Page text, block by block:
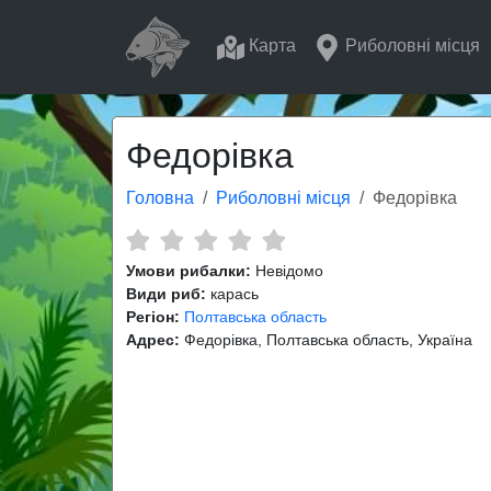
Карта Риболовні місця
Федорівка
Головна Риболовні місця Федорівка
Умови рибалки: Невідомо
Види риб: карась
Регіон: Полтавська область
Адрес: Федорівка, Полтавська область, Україна